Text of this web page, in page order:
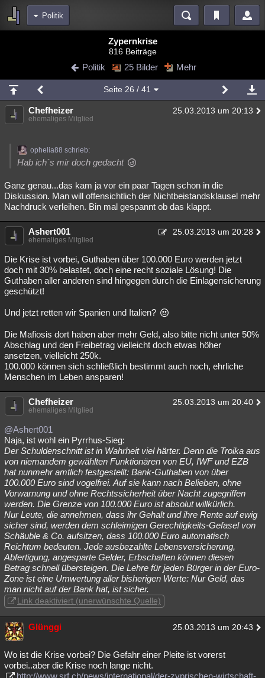
Politik
Blogs Videos
Chat Wiki Neuigkeiten
meine Rubriken
Menschen Wissenschaft Mystery Kriminalfälle
Natur Umfragen Unterhaltung
Philosophie Träume Orte Esoterik Literatur
Musik Clash Verbesserungen
Übersichten
Besucht Teilgenommen Alle Neue Geschlossen
Zypernkrise
816 Beiträge
Politik 25 Bilder Mehr
Seite 26 / 41
Chefheizer 25.03.2013 um 20:13
ehemaliges Mitglied
ophelia88 schrieb:
Hab ich´s mir doch gedacht
Ganz genau...das kam ja vor ein paar Tagen schon in die
Diskussion. Man will offensichtlich der Nichtbeistandsklausel mehr
Nachdruck verleihen. Bin mal gespannt ob das klappt.
Ashert001 25.03.2013 um 20:28
ehemaliges Mitglied
Die Krise ist vorbei, Guthaben über 100.000 Euro werden jetzt
doch mit 30% belastet, doch eine recht soziale Lösung! Die
Guthaben aller anderen sind hingegen durch die Einlagensicherung
geschützt!
Und jetzt retten wir Spanien und Italien?
Die Mafiosis dort haben aber mehr Geld, also bitte nicht unter 50%
Abschlag und den Freibetrag vielleicht doch etwas höher
ansetzen, vielleicht 250k.
100.000 können sich schließlich bestimmt auch noch, ehrliche
Menschen im Leben ansparen!
Chefheizer 25.03.2013 um 20:40
ehemaliges Mitglied
@Ashert001
Naja, ist wohl ein Pyrrhus-Sieg:
Der Schuldenschnitt ist in Wahrheit viel härter. Denn die Troika aus
von niemandem gewählten Funktionären von EU, IWF und EZB
hat nunmehr amtlich festgestellt: Bank-Guthaben von über
100.000 Euro sind vogelfrei. Auf sie kann nach Belieben, ohne
Vorwarnung und ohne Rechtssicherheit über Nacht zugegriffen
werden. Die Grenze von 100.000 Euro ist absolut willkürlich.
Nur Leute, die annehmen, dass ihr Gehalt und ihre Rente auf ewig
sicher sind, werden dem schleimigen Gerechtigkeits-Gefasel von
Schäuble & Co. aufsitzen, dass 100.000 Euro automatisch
Reichtum bedeuten. Jede ausbezahlte Lebensversicherung,
Abfertigung, angesparte Gelder, Erbschaften können diesen
Betrag schnell übersteigen. Die Lehre für jeden Bürger in der Euro-
Zone ist eine Umwertung aller bisherigen Werte: Nur Geld, das
man nicht auf der Bank hat, ist sicher.
Link deaktiviert (unerwünschte Quelle)
Glünggi 25.03.2013 um 20:43
Wo ist die Krise vorbei? Die Gefahr einer Pleite ist vorerst
vorbei..aber die Krise noch lange nicht.
http://www.srf.ch/news/international/der-zyprischen-wirtschaft-